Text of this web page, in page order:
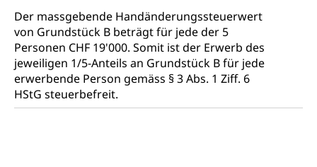
Der massgebende Handänderungssteuerwert
von Grundstück B beträgt für jede der 5
Personen CHF 19'000. Somit ist der Erwerb des
jeweiligen 1/5-Anteils an Grundstück B für jede
erwerbende Person gemäss § 3 Abs. 1 Ziff. 6
HStG steuerbefreit.
Gesundheitsförderung
Prävention (Polizei)
Suchtprävention
Gesundheitsversorgung
Mutterschaftsversicherung, Krankenversicherung,
Unfallversicherung, Invalidenversicherung,
Sozialhilfe
Kranken- und Unfallversicherung
Sucht und Drogen
Drogenabhängigkeit, Drogensucht,